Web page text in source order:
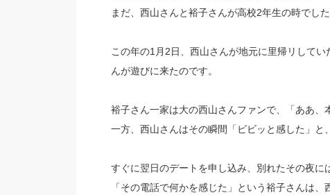
まだ、西山さんと裕子さんが高校2年生の時でした
この年の1月2日、西山さんが地元に里帰リして
んが遊びに来たのです。
裕子さん一家は大の西山さんファンで、「ああ、
一方、西山さんはその瞬間「ビビッと感した」と
すぐに翌日のデートを申し込み、別れたその夜に
「その電話で何かを感じた」という裕子さんは、